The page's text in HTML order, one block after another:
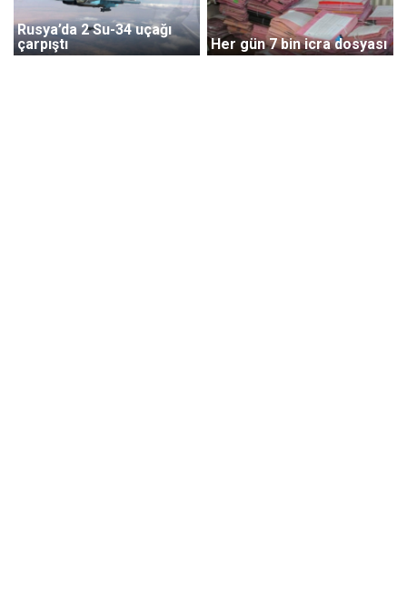
Rusya’da 2 Su-34 uçağı
çarpıştı
Her gün 7 bin icra dosyası